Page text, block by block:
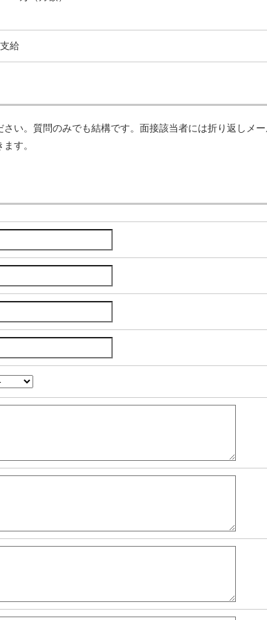
給
さい。質問のみでも結構です。面接該当者には折り返しメ
す。